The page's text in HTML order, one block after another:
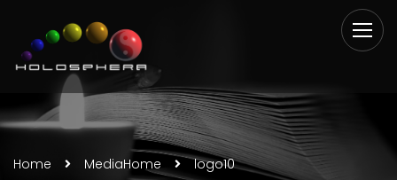
Home MediaHome logo10